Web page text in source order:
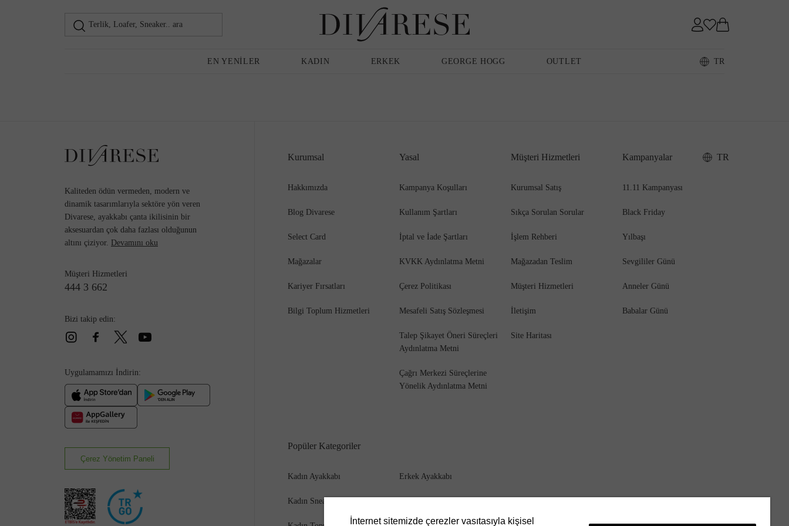
Terlik, Loafer, Sneaker.. ara
EN YENILER KADIN ERKEK
Sneaker Terlik Espadril
GEORGE HOGG OUTLET TR
Kaliteden ödün vermeden, modern ve
dinamik tasarımlarıyla sektöre yön veren
Divarese, ayakkabı çanta ikilisinin bir
aksesuardan çok daha fazlası olduğunun
altını çiziyor. Devamını oku
Müşteri Hizmetleri
444 3 662
Bizi takip edin:
Uygulamamızı İndirin:
Çerez Yönetim Paneli
Kurumsal
Hakkımızda
Blog Divarese
Select Card
Mağazalar
Kariyer Fırsatları
Bilgi Toplum Hizmetleri
Yasal
Kampanya Koşulları
Kullanım Şartları
İptal ve İade Şartları
KVKK Aydınlatma Metni
Çerez Politikası
Mesafeli Satış Sözleşmesi
Talep Şikayet Öneri Süreçleri
Aydınlatma Metni
Çağrı Merkezi Süreçlerine
Yönelik Aydınlatma Metni
Müşteri Hizmetleri
Kurumsal Satış
Sıkça Sorulan Sorular
İşlem Rehberi
Mağazadan Teslim
Müşteri Hizmetleri
İletişim
Site Haritası
Kampanyalar
11.11 Kampanyası
Black Friday
Yılbaşı
Sevgililer Günü
Anneler Günü
Babalar Günü
Popüler Kategoriler
Kadın Ayakkabı
Kadın Sneaker
Erkek Ayakkabı
TR
İnternet sitemizde çerezler vasıtasıyla kişisel